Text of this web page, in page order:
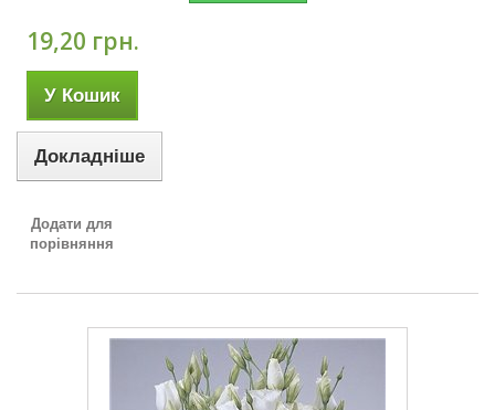
19,20 грн.
У Кошик
Докладніше
Додати для
порівняння